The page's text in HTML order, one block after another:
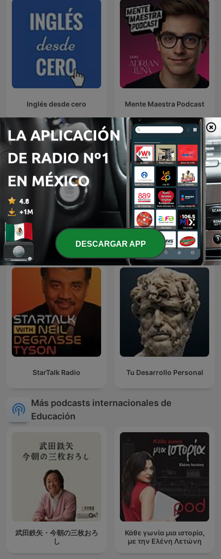
Inglés desde cero Mente Maestra Podcast
Rosa Argentina Rivas
Lacayo
Diego Ruzzarin
StarTalk Radio Tu Desarrollo Personal
Más podcasts internacionales de
Educación
武田鉄矢・今朝の三枚おろ
し
Κάθε γωνία μια ιστορία,
με την Ελένη Λετώνη
DESCARGAR APP